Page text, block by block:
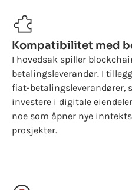
Kompatibilitet med
I hovedsak spiller
betalingsleverandør. I
fiat-betalingsleverandører,
investere i digitale
noe som åpner nye
prosjekter.